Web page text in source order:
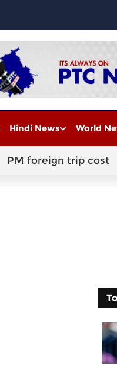
Hindi News World
PM foreign trip cost